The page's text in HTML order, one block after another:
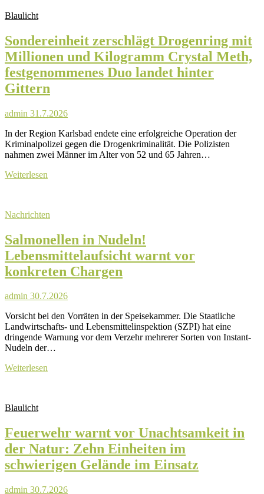
Blaulicht
Sondereinheit zerschlägt Drogenring mit
Millionen und Kilogramm Crystal Meth,
festgenommenes Duo landet hinter
Gittern
admin 31.7.2026
In der Region Karlsbad endete eine erfolgreiche Operation der
Kriminalpolizei gegen die Drogenkriminalität. Die Polizisten
nahmen zwei Männer im Alter von 52 und 65 Jahren…
Weiterlesen
Millionen
Kilogramm
Crystal
Meth,
festgenommenes
Duo
landet
hinter
Gittern
Nachrichten
Salmonellen in Nudeln!
Lebensmittelaufsicht warnt vor
konkreten Chargen
admin 30.7.2026
Vorsicht bei den Vorräten in der Speisekammer. Die Staatliche
Landwirtschafts- und Lebensmittelinspektion (SZPI) hat eine
dringende Warnung vor dem Verzehr mehrerer Sorten von Instant-
Nudeln der…
Weiterlesen
konkreten
Chargen
Blaulicht
Feuerwehr warnt vor Unachtsamkeit in
der Natur: Zehn Einheiten im
schwierigen Gelände im Einsatz
admin 30.7.2026